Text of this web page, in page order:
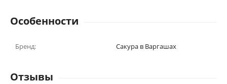
Особенности
Бренд: Сакура в Варгашах
Отзывы